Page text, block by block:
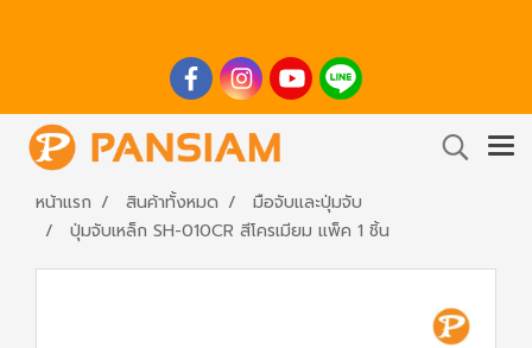
หน้าแรก สินค้าทั้งหมด
มือจับและปุ่มจับ
ปุ่มจับเหล็ก SH-010CR สีโครเมียม แพ็ค 1 ชิ้น